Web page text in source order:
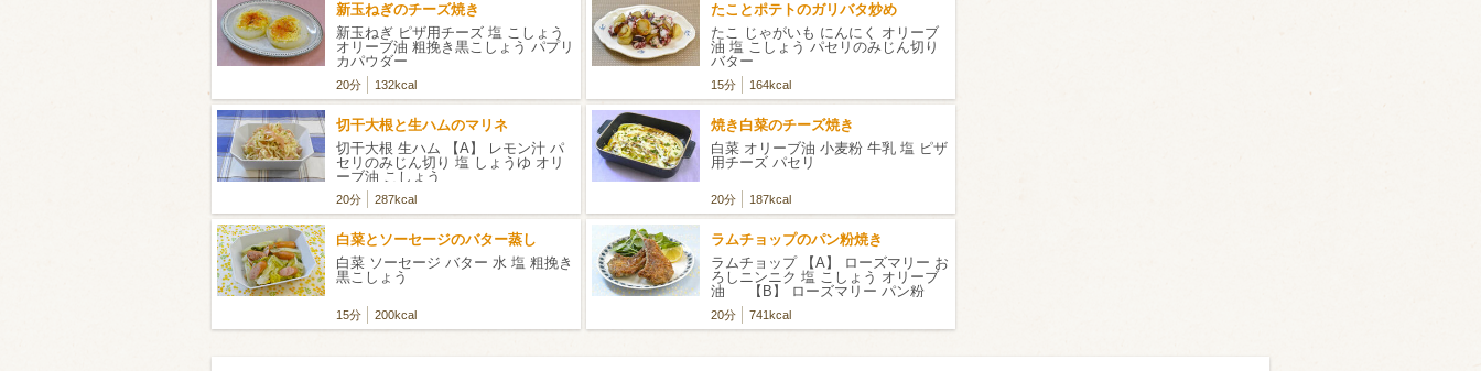
新玉ねぎのチーズ焼き
新玉ねぎ ピザ用チーズ 塩 こしょう
オリーブ油 粗挽き黒こしょう パプリ
カパウダー
20分 132kcal
たことポテトのガリバタ炒め
たこ じゃがいも にんにく オリーブ
油 塩 こしょう パセリのみじん切り
バター
15分 164kcal
切干大根と生ハムのマリネ
切干大根 生ハム 【A】 レモン汁 パ
セリのみじん切り 塩 しょうゆ オリ
ーブ油 こしょう
20分 287kcal
焼き白菜のチーズ焼き
白菜 オリーブ油 小麦粉 牛乳 塩 ピザ
用チーズ パセリ
20分 187kcal
白菜とソーセージのバター蒸し
白菜 ソーセージ バター 水 塩 粗挽き
黒こしょう
15分 200kcal
ラムチョップのパン粉焼き
ラムチョップ 【A】 ローズマリー お
ろしニンニク 塩 こしょう オリーブ
油 【B】 ローズマリー パン粉
オリーブ油
20分 741kcal